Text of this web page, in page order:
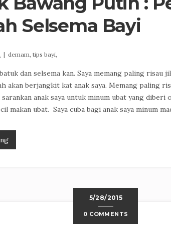
Selsema Bayi
| demam, tips bayi,
dan selsema kan. Saya memang paling risau
akan berjangkit kat anak saya. Memang paling
sarankan anak saya untuk minum ubat yang
makan ubat. Saya cuba bagi anak saya minum
5/28/2015
0 COMMENTS